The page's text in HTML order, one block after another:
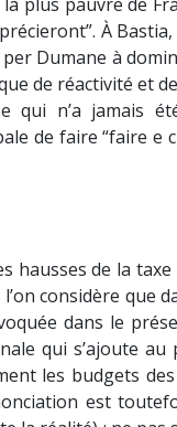
À
Dumane à
de réactivité et
qui n’a jamais
de faire “faire
hausses de la
considère que
dans le
qui s’ajoute au
les budgets
est